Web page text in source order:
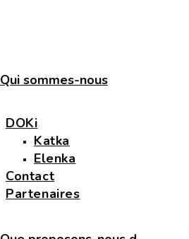
Qui sommes-nous
DOKi
Katka
Elenka
Contact
Partenaires